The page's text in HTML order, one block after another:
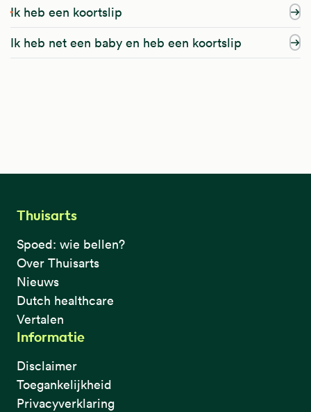
Ik heb een koortslip
Ik heb net een baby en heb een koortslip
Thuisarts
Spoed: wie bellen?
Over Thuisarts
Nieuws
Dutch healthcare
Vertalen
Informatie
Disclaimer
Toegankelijkheid
Privacyverklaring